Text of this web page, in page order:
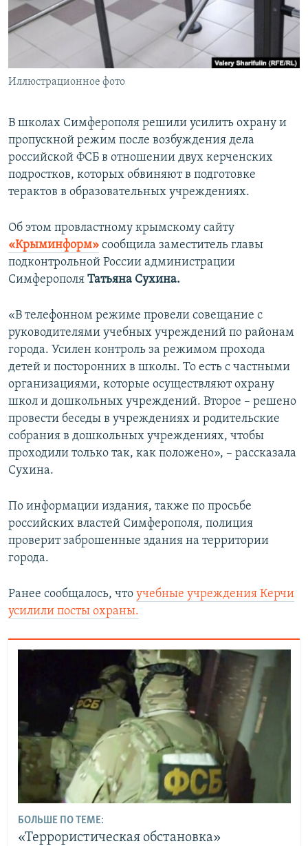
ПОБЕДИТЕЛЕЙ НЕ СУДЯТ?
КРЫМ.НЕПОКОРЕННЫЙ
УКРАИНСКАЯ ПРОБЛЕМА КРЫМА
ПРИСОЕДИНЯЙТЕСЬ!
Иллюстрационное фото
В школах Симферополя решили усилить охрану и
пропускной режим после возбуждения дела
российской ФСБ в отношении двух керченских
подростков, которых обвиняют в подготовке
терактов в образовательных учреждениях.
Об этом провластному крымскому сайту
«Крыминформ» сообщила заместитель главы
подконтрольной России администрации
Симферополя Татьяна Сухина.
«В телефонном режиме провели совещание с
руководителями учебных учреждений по районам
города. Усилен контроль за режимом прохода
детей и посторонних в школы. То есть с частными
организациями, которые осуществляют охрану
школ и дошкольных учреждений. Второе – решено
провести беседы в учреждениях и родительские
собрания в дошкольных учреждениях, чтобы
проходили только так, как положено», – рассказала
Сухина.
По информации издания, также по просьбе
российских властей Симферополя, полиция
проверит заброшенные здания на территории
города.
Ранее сообщалось, что учебные учреждения Керчи
усилили посты охраны.
БОЛЬШЕ ПО ТЕМЕ:
«Террористическая обстановка»